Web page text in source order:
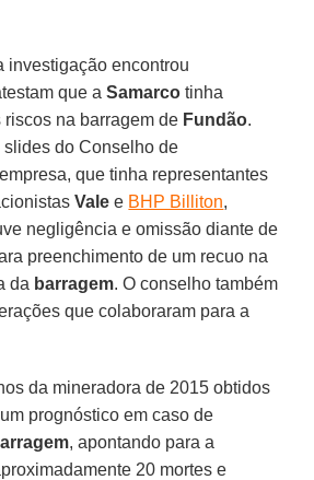
investigação encontrou
que aSamarco tinha
na barragem de Fundão.
do Conselho de
que tinha representantes
Vale e BHP Billiton,
negligência e omissão diante de
preenchimento de um recuo na
da barragem. O conselho também
que colaboraram para a
da mineradora de 2015 obtidos
prognóstico em caso de
, apontando para a
20 mortes e